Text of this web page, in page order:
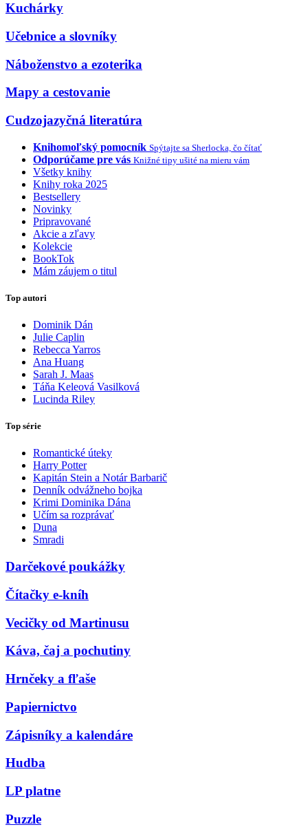
Kuchárky
Učebnice a slovníky
Náboženstvo a ezoterika
Mapy a cestovanie
Cudzojazyčná literatúra
Knihomoľský pomocník Spýtajte sa Sherlocka, čo čítať
Odporúčame pre vás Knižné tipy ušité na mieru vám
Všetky knihy
Knihy roka 2025
Bestsellery
Novinky
Pripravované
Akcie a zľavy
Kolekcie
BookTok
Mám záujem o titul
Top autori
Dominik Dán
Julie Caplin
Rebecca Yarros
Ana Huang
Sarah J. Maas
Táňa Keleová Vasilková
Lucinda Riley
Top série
Romantické úteky
Harry Potter
Kapitán Stein a Notár Barbarič
Denník odvážneho bojka
Krimi Dominika Dána
Učím sa rozprávať
Duna
Smradi
Darčekové poukážky
Čítačky e-kníh
Vecičky od Martinusu
Káva, čaj a pochutiny
Hrnčeky a fľaše
Papiernictvo
Zápisníky a kalendáre
Hudba
LP platne
Puzzle